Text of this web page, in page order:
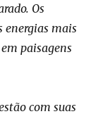
Os
energias mais
paisagens
com suas